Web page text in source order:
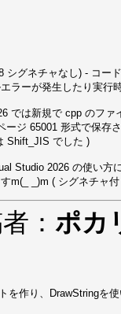
シグネチャなし) - コー
ラーが発生したり実行
では新規で cpp のファ
ージ 65001 形式で保存
Shift_JIS でした )
Studio 2026 の使い
m(_ _)m ( シグネチャ
： ポカ
を作り、DrawStringを